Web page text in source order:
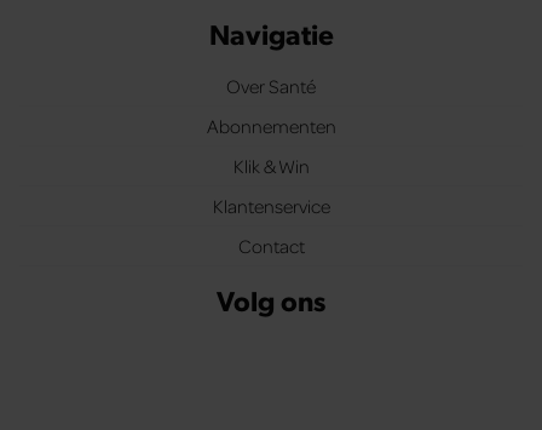
Navigatie
Over Santé
Abonnementen
Klik & Win
Klantenservice
Contact
Volg ons